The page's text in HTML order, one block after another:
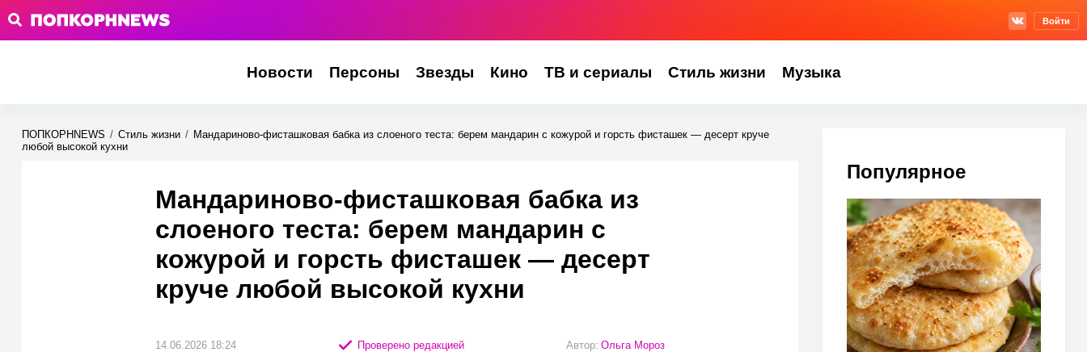
Войти
Новости Персоны Звезды Кино ТВ и сериалы Стиль жизни Музыка
ПОПКОРНNEWS / Стиль жизни / Мандариново-фисташковая бабка из слоеного теста: берем мандарин с кожурой и горсть фисташек — десерт круче
любой высокой кухни
Мандариново-фисташковая бабка из
слоеного теста: берем мандарин с
кожурой и горсть фисташек — десерт
круче любой высокой кухни
14.06.2026 18:24 Проверено редакцией Автор: Ольга Мороз
Популярное